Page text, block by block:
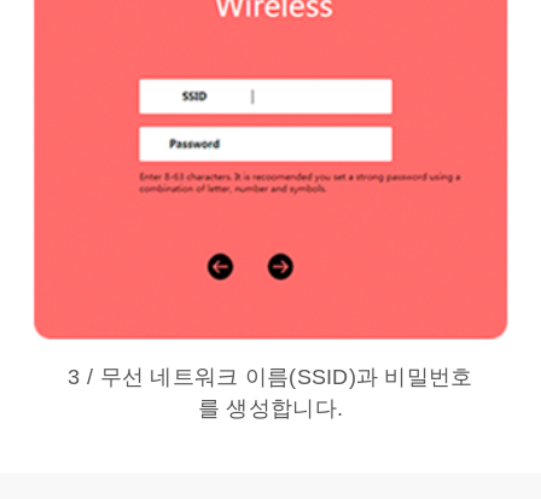
3 / 무선 네트워크 이름(SSID)과 비밀번호
를 생성합니다.